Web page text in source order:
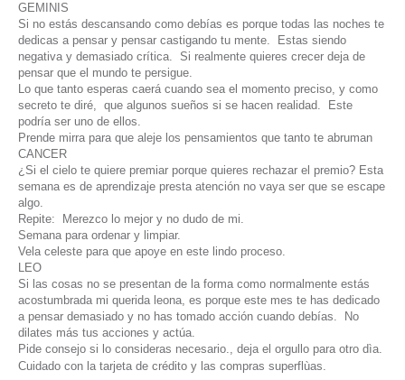
GEMINIS
Si no estás descansando como debías es porque todas las noches te
dedicas a pensar y pensar castigando tu mente. Estas siendo
negativa y demasiado crítica. Si realmente quieres crecer deja de
pensar que el mundo te persigue.
Lo que tanto esperas caerá cuando sea el momento preciso, y como
secreto te diré, que algunos sueños si se hacen realidad. Este
podría ser uno de ellos.
Prende mirra para que aleje los pensamientos que tanto te abruman
CANCER
¿Si el cielo te quiere premiar porque quieres rechazar el premio? Esta
semana es de aprendizaje presta atención no vaya ser que se escape
algo.
Repite: Merezco lo mejor y no dudo de mi.
Semana para ordenar y limpiar.
Vela celeste para que apoye en este lindo proceso.
LEO
Si las cosas no se presentan de la forma como normalmente estás
acostumbrada mi querida leona, es porque este mes te has dedicado
a pensar demasiado y no has tomado acción cuando debías. No
dilates más tus acciones y actúa.
Pide consejo si lo consideras necesario., deja el orgullo para otro dìa.
Cuidado con la tarjeta de crédito y las compras superflùas.